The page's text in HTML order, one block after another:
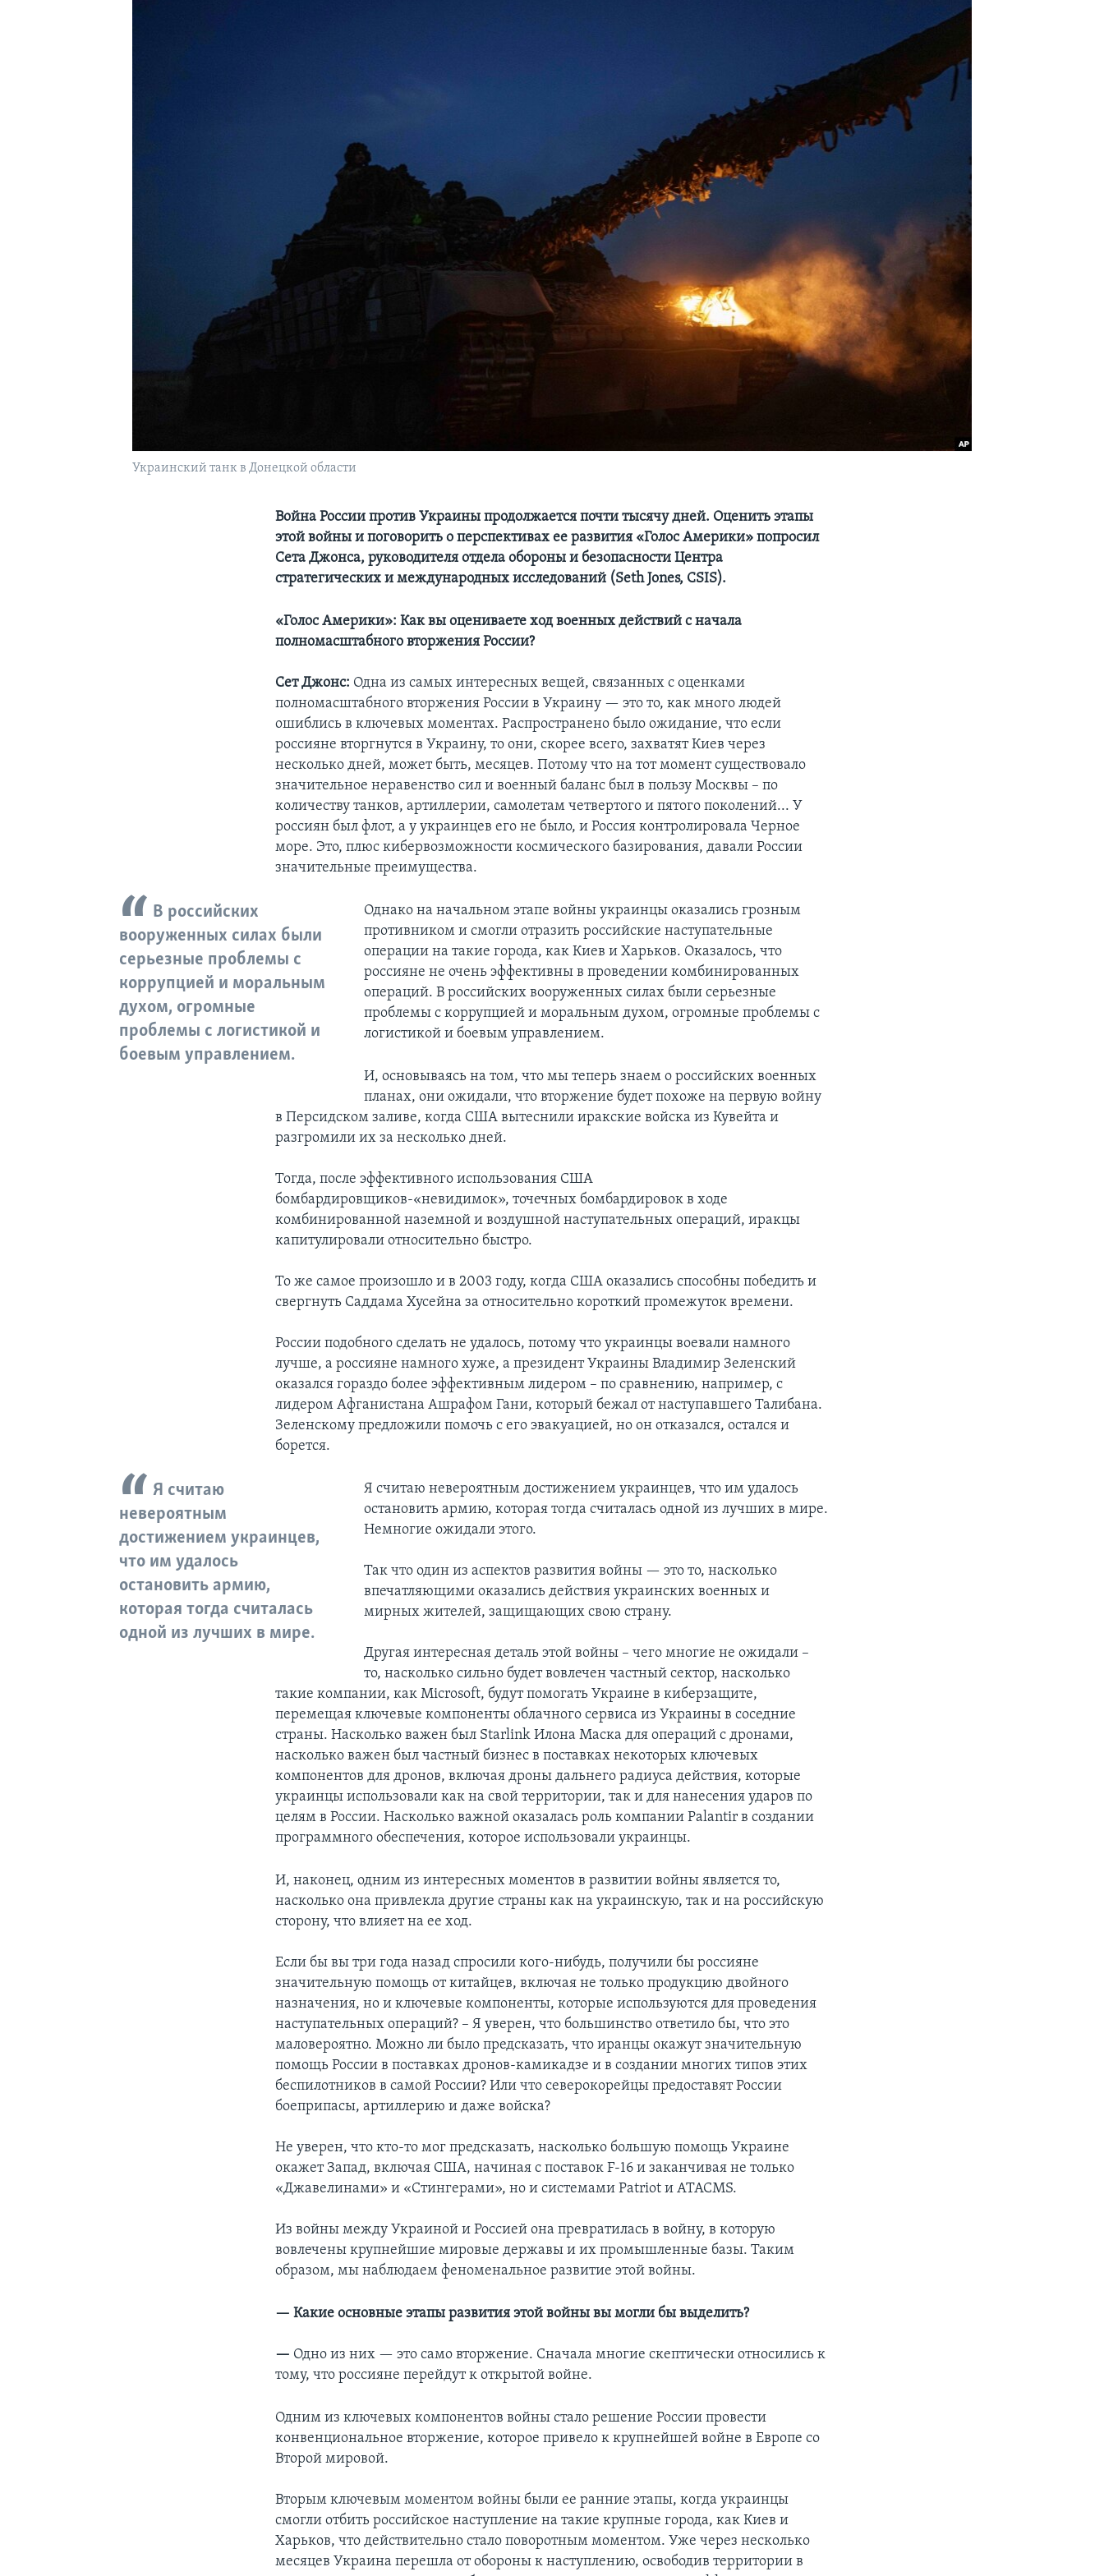
Украинский танк в Донецкой области
Война России против Украины продолжается почти тысячу дней. Оценить этапы
этой войны и поговорить о перспективах ее развития «Голос Америки» попросил
Сета Джонса, руководителя отдела обороны и безопасности Центра
стратегических и международных исследований (Seth Jones, CSIS).
«Голос Америки»: Как вы оцениваете ход военных действий с начала
полномасштабного вторжения России?
Сет Джонс: Одна из самых интересных вещей, связанных с оценками
полномасштабного вторжения России в Украину — это то, как много людей
ошиблись в ключевых моментах. Распространено было ожидание, что если
россияне вторгнутся в Украину, то они, скорее всего, захватят Киев через
несколько дней, может быть, месяцев. Потому что на тот момент существовало
значительное неравенство сил и военный баланс был в пользу Москвы – по
количеству танков, артиллерии, самолетам четвертого и пятого поколений... У
россиян был флот, а у украинцев его не было, и Россия контролировала Черное
море. Это, плюс кибервозможности космического базирования, давали России
значительные преимущества.
В российских
вооруженных силах были
серьезные проблемы с
коррупцией и моральным
духом, огромные
проблемы с логистикой и
боевым управлением.
Однако на начальном этапе войны украинцы оказались грозным
противником и смогли отразить российские наступательные
операции на такие города, как Киев и Харьков. Оказалось, что
россияне не очень эффективны в проведении комбинированных
операций. В российских вооруженных силах были серьезные
проблемы с коррупцией и моральным духом, огромные проблемы с
логистикой и боевым управлением.
И, основываясь на том, что мы теперь знаем о российских военных
планах, они ожидали, что вторжение будет похоже на первую войну
в Персидском заливе, когда США вытеснили иракские войска из Кувейта и
разгромили их за несколько дней.
Тогда, после эффективного использования США
бомбардировщиков-«невидимок», точечных бомбардировок в ходе
комбинированной наземной и воздушной наступательных операций, иракцы
капитулировали относительно быстро.
То же самое произошло и в 2003 году, когда США оказались способны победить и
свергнуть Саддама Хусейна за относительно короткий промежуток времени.
России подобного сделать не удалось, потому что украинцы воевали намного
лучше, а россияне намного хуже, а президент Украины Владимир Зеленский
оказался гораздо более эффективным лидером – по сравнению, например, с
лидером Афганистана Ашрафом Гани, который бежал от наступавшего Талибана.
Зеленскому предложили помочь с его эвакуацией, но он отказался, остался и
борется.
Я считаю
невероятным
достижением украинцев,
что им удалось
остановить армию,
которая тогда считалась
одной из лучших в мире.
Я считаю невероятным достижением украинцев, что им удалось
остановить армию, которая тогда считалась одной из лучших в мире.
Немногие ожидали этого.
Так что один из аспектов развития войны — это то, насколько
впечатляющими оказались действия украинских военных и
мирных жителей, защищающих свою страну.
Другая интересная деталь этой войны – чего многие не ожидали –
то, насколько сильно будет вовлечен частный сектор, насколько
такие компании, как Microsoft, будут помогать Украине в киберзащите,
перемещая ключевые компоненты облачного сервиса из Украины в соседние
страны. Насколько важен был Starlink Илона Маска для операций с дронами,
насколько важен был частный бизнес в поставках некоторых ключевых
компонентов для дронов, включая дроны дальнего радиуса действия, которые
украинцы использовали как на свой территории, так и для нанесения ударов по
целям в России. Насколько важной оказалась роль компании Palantir в создании
программного обеспечения, которое использовали украинцы.
И, наконец, одним из интересных моментов в развитии войны является то,
насколько она привлекла другие страны как на украинскую, так и на российскую
сторону, что влияет на ее ход.
Если бы вы три года назад спросили кого-нибудь, получили бы россияне
значительную помощь от китайцев, включая не только продукцию двойного
назначения, но и ключевые компоненты, которые используются для проведения
наступательных операций? – Я уверен, что большинство ответило бы, что это
маловероятно. Можно ли было предсказать, что иранцы окажут значительную
помощь России в поставках дронов-камикадзе и в создании многих типов этих
беспилотников в самой России? Или что северокорейцы предоставят России
боеприпасы, артиллерию и даже войска?
Не уверен, что кто-то мог предсказать, насколько большую помощь Украине
окажет Запад, включая США, начиная с поставок F-16 и заканчивая не только
«Джавелинами» и «Стингерами», но и системами Patriot и ATACMS.
Из войны между Украиной и Россией она превратилась в войну, в которую
вовлечены крупнейшие мировые державы и их промышленные базы. Таким
образом, мы наблюдаем феноменальное развитие этой войны.
— Какие основные этапы развития этой войны вы могли бы выделить?
— Одно из них — это само вторжение. Сначала многие скептически относились к
тому, что россияне перейдут к открытой войне.
Одним из ключевых компонентов войны стало решение России провести
конвенциональное вторжение, которое привело к крупнейшей войне в Европе со
Второй мировой.
Вторым ключевым моментом войны были ее ранние этапы, когда украинцы
смогли отбить российское наступление на такие крупные города, как Киев и
Харьков, что действительно стало поворотным моментом. Уже через несколько
месяцев Украина перешла от обороны к наступлению, освободив территории в